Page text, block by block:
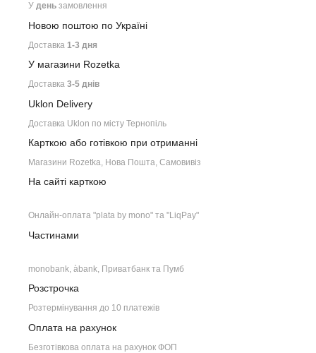
У день замовлення
Новою поштою по Україні
Доставка 1-3 дня
У магазини Rozetka
Доставка 3-5 днів
Uklon Delivery
Доставка Uklon по місту Тернопіль
Карткою або готівкою при отриманні
Магазини Rozetka, Нова Пошта, Самовивіз
На сайті карткою
Онлайн-оплата "plata by mono" та "LiqPay"
Частинами
monobank, àbank, Приватбанк та Пумб
Розстрочка
Розтермінування до 10 платежів
Оплата на рахунок
Безготівкова оплата на рахунок ФОП